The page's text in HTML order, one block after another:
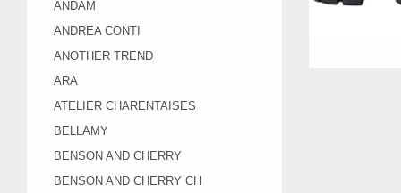
ANDAM
ANDREA CONTI
ANOTHER TREND
ARA
ATELIER CHARENTAISES
BELLAMY
BENSON AND CHERRY
BENSON AND CHERRY CH